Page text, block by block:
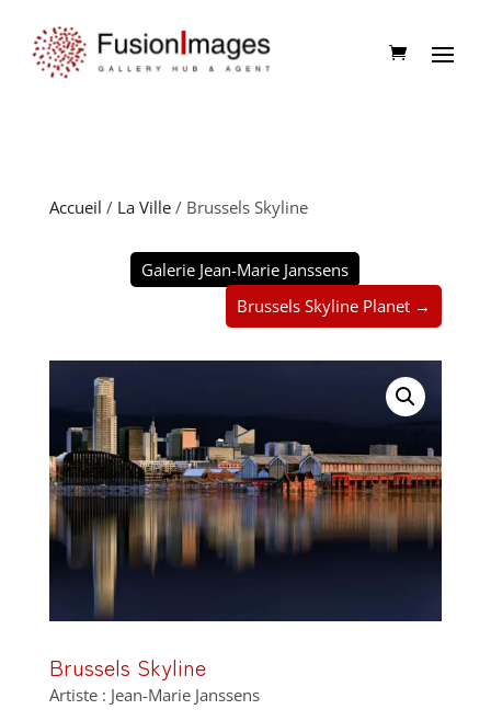
Accueil / La Ville/ Brussels Skyline
Galerie Jean-Marie Janssens
Brussels Skyline Planet →
Brussels Skyline
Artiste : Jean-Marie Janssens